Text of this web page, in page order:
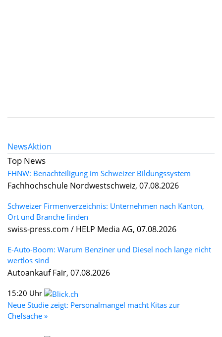
NewsAktion
Top News
FHNW: Benachteiligung im Schweizer Bildungssystem
Fachhochschule Nordwestschweiz, 07.08.2026
Schweizer Firmenverzeichnis: Unternehmen nach Kanton,
Ort und Branche finden
swiss-press.com / HELP Media AG, 07.08.2026
E-Auto-Boom: Warum Benziner und Diesel noch lange nicht
wertlos sind
Autoankauf Fair, 07.08.2026
15:20 Uhr
Neue Studie zeigt: Personalmangel macht Kitas zur
Chefsache »